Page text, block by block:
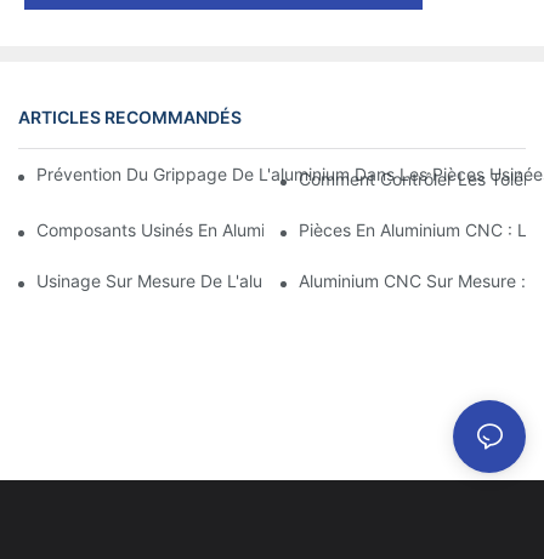
ARTICLES RECOMMANDÉS
Prévention Du Grippage De L'aluminium Dans Les Pièces
Comment Contrôler Les
Composants Usinés En Aluminium : Personnalisation Pour Les
Pièces En Aluminium CNC :
Usinage Sur Mesure De L'aluminium : Découverte Des
Aluminium CNC Sur Mesure :